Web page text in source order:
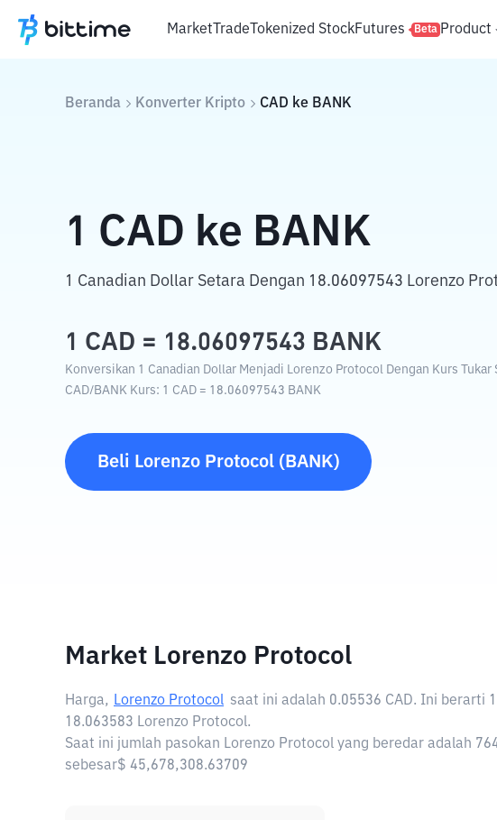
MarketTradeTokenized StockFutures Beta Product
Beranda Konverter Kripto CAD ke BANK
1 CAD ke BANK
1 Canadian Dollar Setara Dengan 18.06097543 Lorenzo
1 CAD = 18.06097543 BANK
Konversikan 1 Canadian Dollar Menjadi Lorenzo Protocol Dengan Kurs Tukar
CAD/BANK Kurs: 1 CAD = 18.06097543 BANK
Beli Lorenzo Protocol( BANK)
Market Lorenzo Protocol
Harga, Lorenzo Protocol saat ini adalah 0.05536 CAD. Ini berarti
18.063583 Lorenzo Protocol.
Saat ini jumlah pasokan Lorenzo Protocol yang beredar adalah
sebesar$ 45,678,308.63709